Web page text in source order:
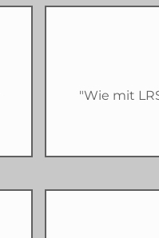
"Wie mit